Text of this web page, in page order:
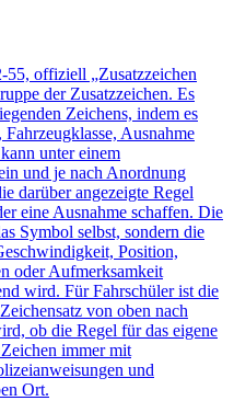
55, offiziell „Zusatzzeichen
der Zusatzzeichen. Es
Zeichens, indem es
Ausnahme
unter einem
und je nach Anordnung
darüber angezeigte Regel
eine Ausnahme schaffen. Die
Symbol selbst, sondern die
Position,
oder Aufmerksamkeit
wird. Für Fahrschüler ist die
von oben nach
ob die Regel für das eigene
immer mit
und
Ort.